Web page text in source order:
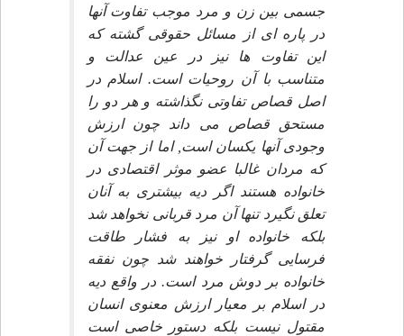
جسمى بين زن و مرد موجب تفاوت آنها
در پاره اى از مسائل حقوقى گشته كه
اين تفاوت ها نيز در عين عدالت و
متناسب با آن روحيات است. اسلام در
اصل قصاص تفاوتى نگذاشته و هر دو را
مستحق قصاص مى داند چون ارزش
وجودى آنها يكسان است, اما از جهت آن
كه مردان غالبا عضو موثر اقتصادى در
خانواده هستند اگر ديه بيشترى به آنان
تعلق نگيرد تنها آن مرد قربانى نخواهد شد
بلكه خانواده او نيز به فشار طاقت
فرسايى گرفتار خواهند شد چون نفقه
خانواده بر دوش مرد است. در واقع ديه
در اسلام بر معيار ارزش معنوى انسان
مقتول نيست بلكه دستور خاصى است